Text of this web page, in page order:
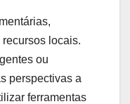
locais.
ou
perspectivas a
ferramentas